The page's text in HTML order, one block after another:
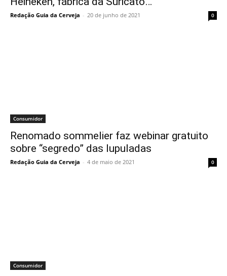
Redação Guia da Cerveja - 20 de junho de 2021 0
Consumidor
Renomado sommelier faz webinar gratuito
sobre “segredo” das lupuladas
Redação Guia da Cerveja - 4 de maio de 2021 0
Consumidor